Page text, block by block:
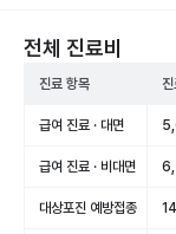
전체 진료비
진료 항목 진
급여 진료 · 대면
급여 진료 · 비대면
대상포진 예방접종